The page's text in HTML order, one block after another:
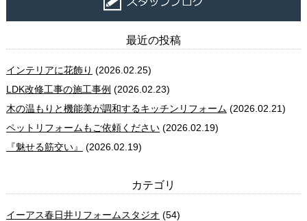
最近の投稿
インテリアに花飾り (2026.02.25)
LDK改修工事の施工事例 (2026.02.23)
木の温もりと機能美が調和するキッチンリフォーム (2026.02.21)
ペットリフォームもご依頼ください(2026.02.19)
『魅せる筋交い』
(2026.02.19)
カテゴリ
イーアス春日井リフォームスタジオ (54)